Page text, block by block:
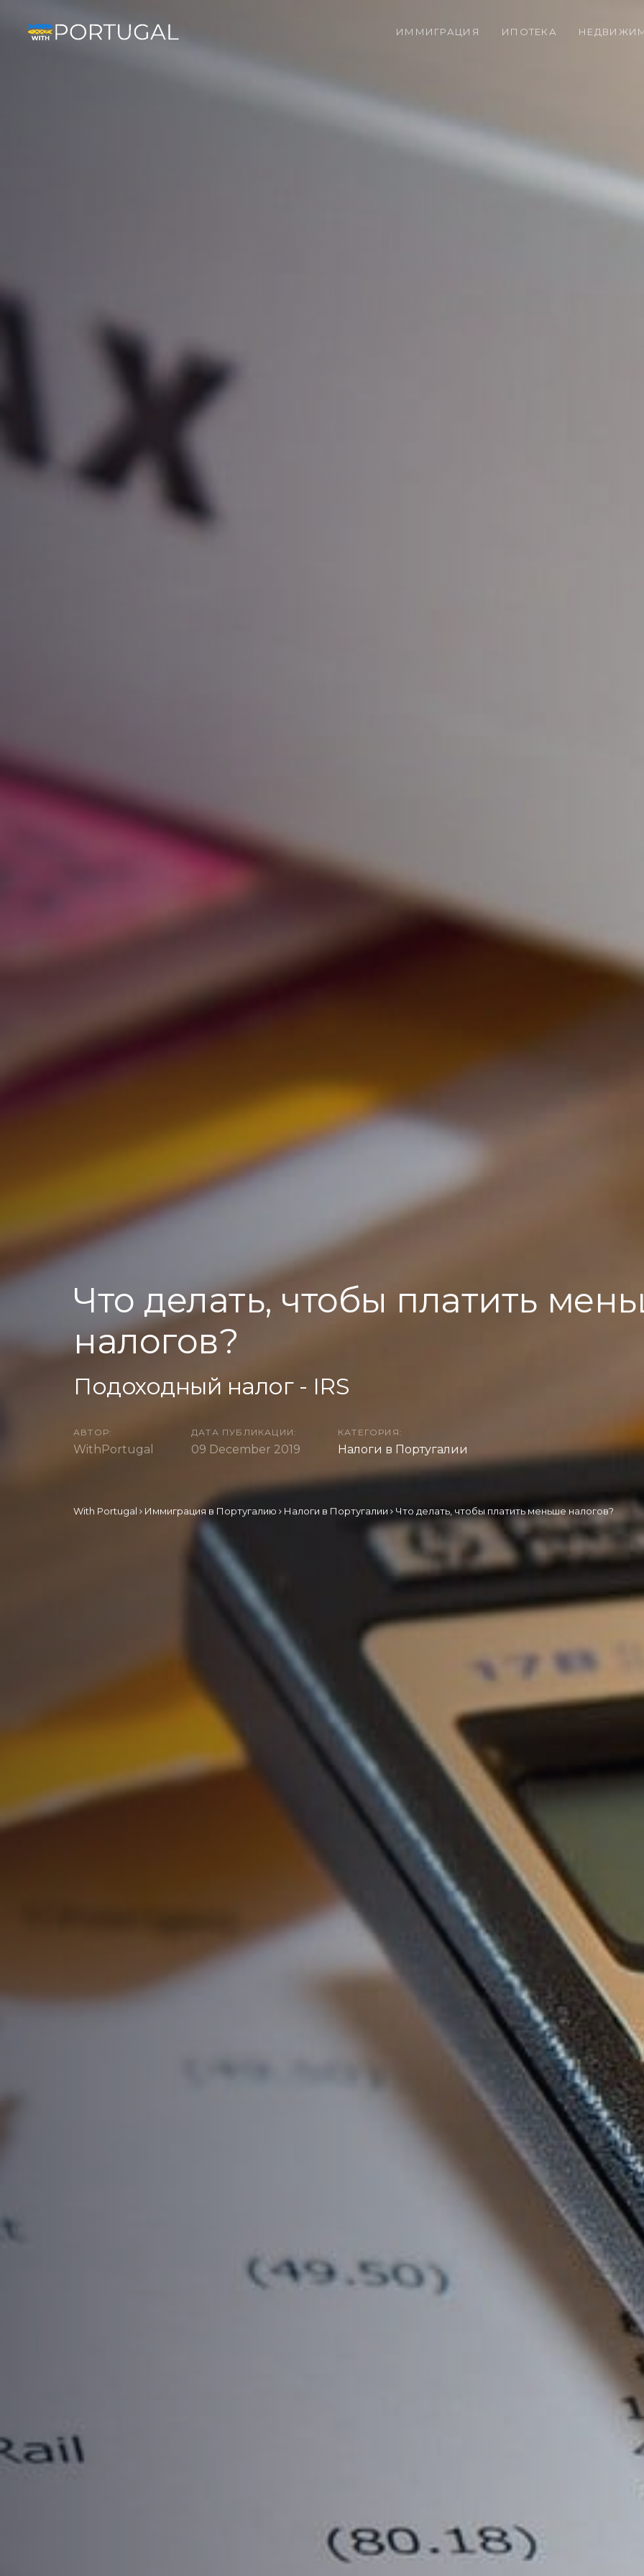
ИММИГРАЦИЯ ИПОТЕКА
Что делать, чтобы платить
налогов?
Подоходный налог - IRS
АВТОР:
WithPortugal
ДАТА ПУБЛИКАЦИИ:
09 December 2019
КАТЕГОРИЯ:
Налоги в Португалии
With Portugal Иммиграция в Португалию Налоги в Португалии Что делать, чтобы платить меньше налогов?